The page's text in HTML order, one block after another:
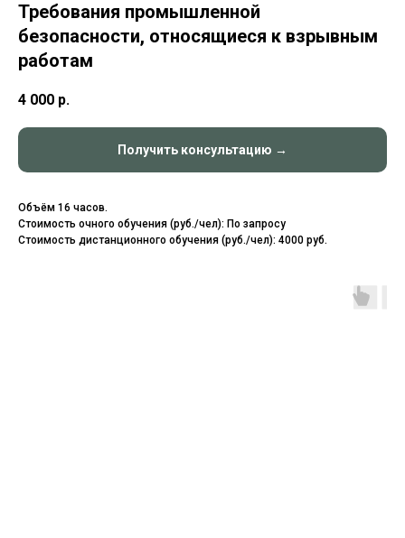
Требования промышленной
безопасности, относящиеся к взрывным
работам
4 000 р.
Получить консультацию →
Объём 16 часов.
Стоимость очного обучения (руб./чел): По запросу
Стоимость дистанционного обучения (руб./чел): 4000 руб.